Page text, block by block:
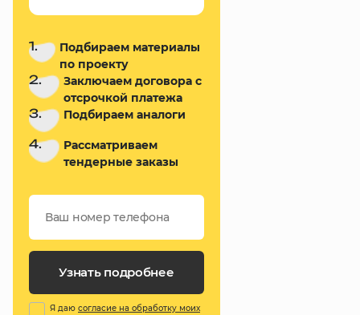
1.
Подбираем материалы
по проекту
2.
Заключаем договора с
отсрочкой платежа
3. Подбираем аналоги
4.
Рассматриваем
тендерные заказы
Узнать подробнее
Я даю согласие на обработку моих